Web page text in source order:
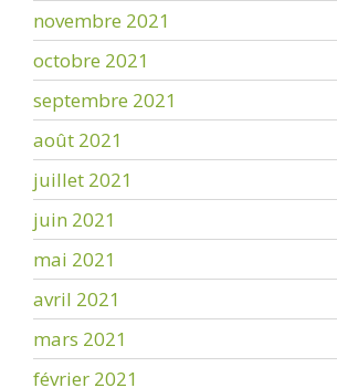
novembre 2021
octobre 2021
septembre 2021
août 2021
juillet 2021
juin 2021
mai 2021
avril 2021
mars 2021
février 2021